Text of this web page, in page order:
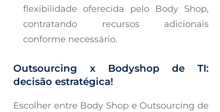
flexibilidade oferecida pelo Body Shop,
contratando recursos adicionais
conforme necessário.
Outsourcing x Bodyshop de TI:
decisão estratégica!
Escolher entre Body Shop e Outsourcing de